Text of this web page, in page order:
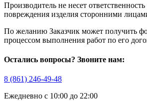
Производитель не несет
повреждения изделия сторонними
По желанию Заказчик может получить
процессом выполнения работ по его
Остались вопросы? Звоните нам:
8 (861) 246-49-48
Ежедневно с 10:00 до 22:00